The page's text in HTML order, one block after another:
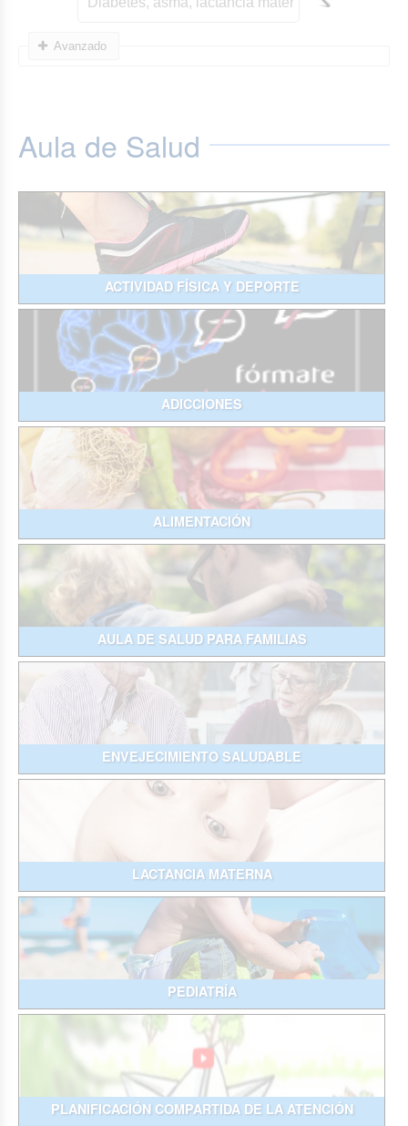
Avanzado
Aula de Salud
ACTIVIDAD FÍSICA Y DEPORTE
ADICCIONES
ALIMENTACIÓN
AULA DE SALUD PARA FAMILIAS
ENVEJECIMIENTO SALUDABLE
LACTANCIA MATERNA
PEDIATRÍA
PLANIFICACIÓN COMPARTIDA DE LA ATENCIÓN